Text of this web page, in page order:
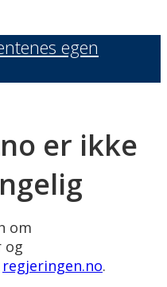
egen
er ikke
om
og
regjeringen.no.